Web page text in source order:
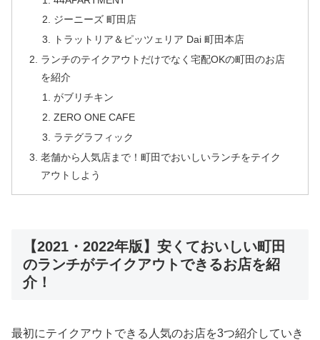
ジーニーズ 町田店
トラットリア＆ピッツェリア Dai 町田本店
ランチのテイクアウトだけでなく宅配OKの町田のお店
を紹介
がブリチキン
ZERO ONE CAFE
ラテグラフィック
老舗から人気店まで！町田でおいしいランチをテイク
アウトしよう
【2021・2022年版】安くておいしい町田
のランチがテイクアウトできるお店を紹
介！
最初にテイクアウトできる人気のお店を3つ紹介していき